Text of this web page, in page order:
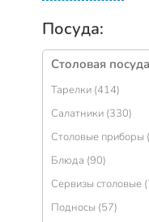
Посуда:
Столовая посуда
Тарелки (414)
Салатники (330)
Столовые приборы
Блюда (90)
Сервизы столовые
Подносы (57)